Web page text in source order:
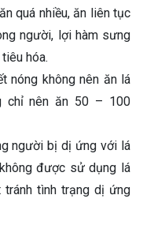
quá nhiều, ăn liên tục
người, lợi hàm sưng
hóa.
nóng không nên ăn lá
chỉ nên ăn 50 – 100
người bị dị ứng với lá
được sử dụng lá
tình trạng dị ứng